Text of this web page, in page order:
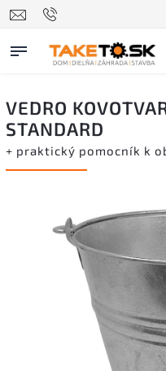
VEDRO
STANDARD
+ praktický pomocník k